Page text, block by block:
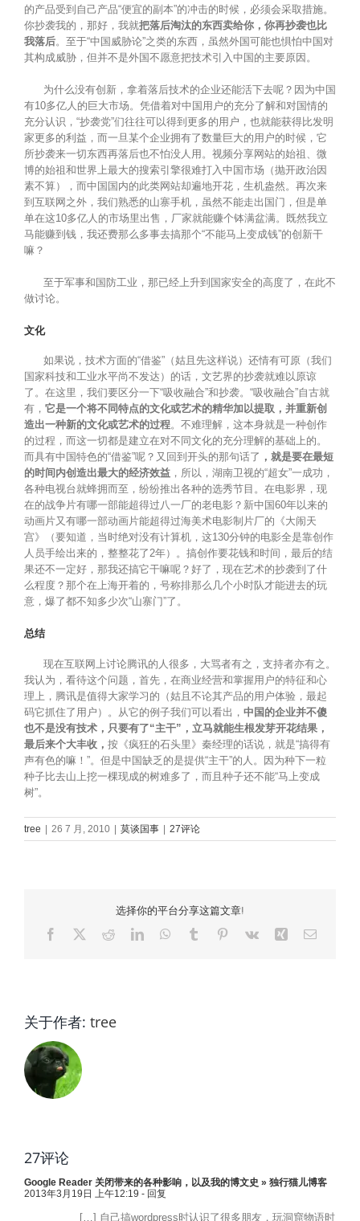
的产品受到自己产品“便宜的副本”的冲击的时候，必须会采取措施。
你抄袭我的，那好，我就把落后淘汰的东西卖给你，你再抄袭也比
我落后。至于“中国威胁论”之类的东西，虽然外国可能也惧怕中国对
其构成威胁，但并不是外国不愿意把技术引入中国的主要原因。
为什么没有创新，拿着落后技术的企业还能活下去呢？因为中国
有10多亿人的巨大市场。凭借着对中国用户的充分了解和对国情的
充分认识，“抄袭党”们往往可以得到更多的用户，也就能获得比发明
家更多的利益，而一旦某个企业拥有了数量巨大的用户的时候，它
所抄袭来一切东西再落后也不怕没人用。视频分享网站的始祖、微
博的始祖和世界上最大的搜索引擎很难打入中国市场（抛开政治因
素不算），而中国国内的此类网站却遍地开花，生机盎然。再次来
到互联网之外，我们熟悉的山寨手机，虽然不能走出国门，但是单
单在这10多亿人的市场里出售，厂家就能赚个钵满盆满。既然我立
马能赚到钱，我还费那么多事去搞那个“不能马上变成钱”的创新干
嘛？
至于军事和国防工业，那已经上升到国家安全的高度了，在此不
做讨论。
文化
如果说，技术方面的“借鉴”（姑且先这样说）还情有可原（我们
国家科技和工业水平尚不发达）的话，文艺界的抄袭就难以原谅
了。在这里，我们要区分一下“吸收融合”和抄袭。“吸收融合”自古就
有， 它是一个将不同特点的文化或艺术的精华加以提取，并重新创
造出一种新的文化或艺术的过程。不难理解，这本身就是一种创作
的过程，而这一切都是建立在对不同文化的充分理解的基础上的。
而具有中国特色的“借鉴”呢？又回到开头的那句话了 ，就是要在最短
的时间内创造出最大的经济效益 ，所以，湖南卫视的“超女”一成功，
各种电视台就蜂拥而至，纷纷推出各种的选秀节目。在电影界，现
在的战争片有哪一部能超得过八一厂的老电影？新中国60年以来的
动画片又有哪一部动画片能超得过海美术电影制片厂的《大闹天
宫》（要知道，当时绝对没有计算机，这130分钟的电影全是靠创作
人员手绘出来的，整整花了2年）。搞创作要花钱和时间，最后的结
果还不一定好，那我还搞它干嘛呢？好了，现在艺术的抄袭到了什
么程度？那个在上海开着的，号称排那么几个小时队才能进去的玩
意，爆了都不知多少次“山寨门”了。
总结
现在互联网上讨论腾讯的人很多，大骂者有之，支持者亦有之。
我认为，看待这个问题，首先，在商业经营和掌握用户的特征和心
理上，腾讯是值得大家学习的（姑且不论其产品的用户体验，最起
码它抓住了用户）。从它的例子我们可以看出， 中国的企业并不傻
也不是没有技术，只要有了“主干”，立马就能生根发芽开花结果，
最后来个大丰收， 按《疯狂的石头里》秦经理的话说，就是“搞得有
声有色的嘛！”。但是中国缺乏的是提供“主干”的人。因为种下一粒
种子比去山上挖一棵现成的树难多了，而且种子还不能“马上变成
树”。
tree | 26 7 月, 2010 | 莫谈国事 | 27评论
选择你的平台分享这篇文章!
Facebook RedditLinkedInWhatsApp
Tumblr Pinterest
Vk Xing 电
关于作者: tree
27评论
Google Reader 关闭带来的各种影响，以及我的博文史 » 独行猫儿博客
2013年3月19日 上午12:19 - 回复
[…] 自己搞wordpress时认识了很多朋友，玩洞窟物语时